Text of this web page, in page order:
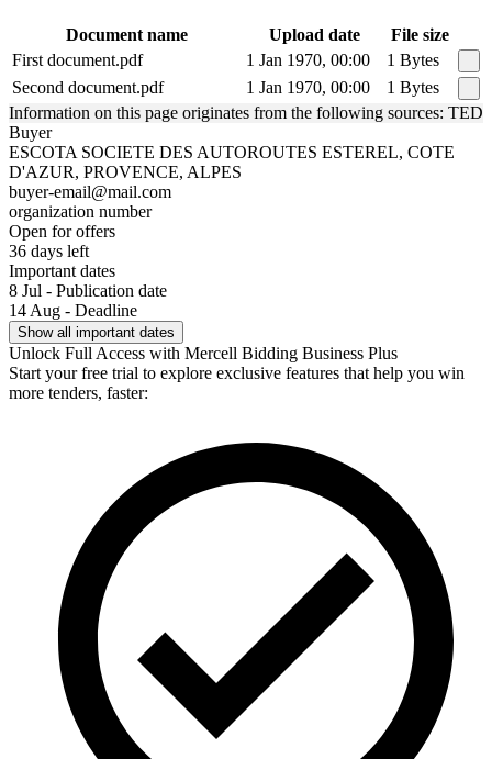
Document name Upload date
File size
First document.pdf
1 Jan 1970, 00:00
1 Bytes
Second document.pdf
1 Jan 1970, 00:00
1 Bytes
Information on this page originates from the following sources: TED
Buyer
ESCOTA SOCIETE DES AUTOROUTES ESTEREL, COTE
D'AZUR, PROVENCE, ALPES
buyer-email@mail.com
organization number
Open for offers
36 days left
Important dates
8 Jul - Publication date
14 Aug - Deadline
Show all important dates
Unlock Full Access with Mercell Bidding Business Plus
Start your free trial to explore exclusive features that help you win
more tenders, faster: